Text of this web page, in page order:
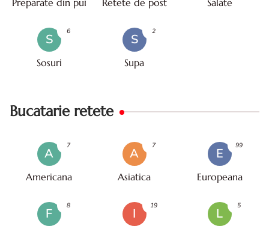
Preparate din pui Retete de post Salate
S
Sosuri
6
S
Supa
2
Bucatarie retete
A
Americana
7
A
Asiatica
7
E
Europeana
99
F
8
I
19
L
5